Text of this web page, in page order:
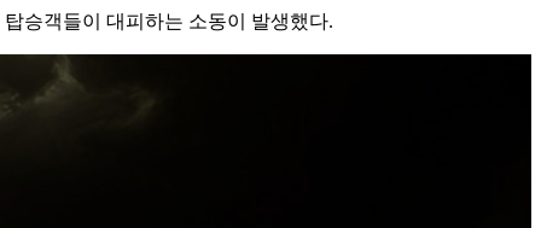
승객들이 대피하는 소동이 발생했다.